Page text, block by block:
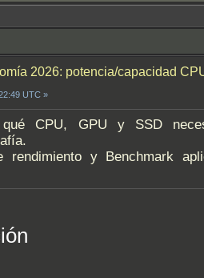
2026: potencia/capacidad
UTC »
CPU, GPU y SSD
rendimiento y Benchmark